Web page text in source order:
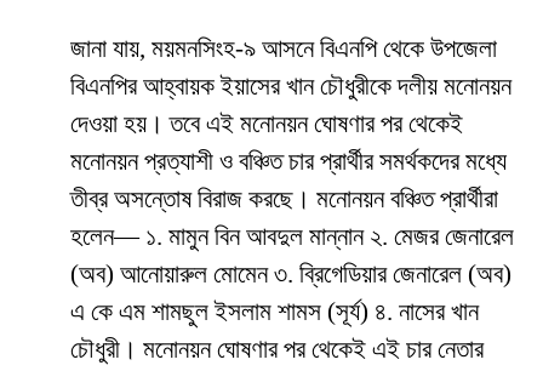
জানা যায়, ময়মনসিংহ-৯ আসনে বিএনপি থেকে উপজেলা
বিএনপির আহ্বায়ক ইয়াসের খান চৌধুরীকে দলীয় মনোনয়ন
দেওয়া হয়। তবে এই মনোনয়ন ঘোষণার পর থেকেই
মনোনয়ন প্রত্যাশী ও বঞ্চিত চার প্রার্থীর সমর্থকদের মধ্যে
তীব্র অসন্তোষ বিরাজ করছে। মনোনয়ন বঞ্চিত প্রার্থীরা
হলেন— ১. মামুন বিন আবদুল মান্নান ২. মেজর জেনারেল
(অব) আনোয়ারুল মোমেন ৩. ব্রিগেডিয়ার জেনারেল (অব)
এ কে এম শামছুল ইসলাম শামস (সূর্য) ৪. নাসের খান
চৌধুরী। মনোনয়ন ঘোষণার পর থেকেই এই চার নেতার